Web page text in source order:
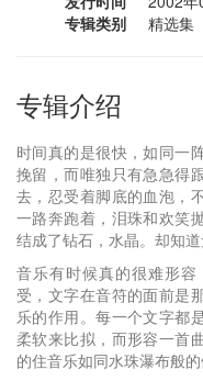
专辑类别
精选集
专辑介绍
时间真的是很快，如同一
挽留，而唯独只有急急得
去，忍受着脚底的血泡，
一路奔跑着，泪珠和欢笑
结成了钻石，水晶。却知
音乐有时候真的很难形
受，文字在音符的面前是
乐的作用。每一个文字都
柔软来比拟，而形容一首
的住音乐如同水珠瀑布般的